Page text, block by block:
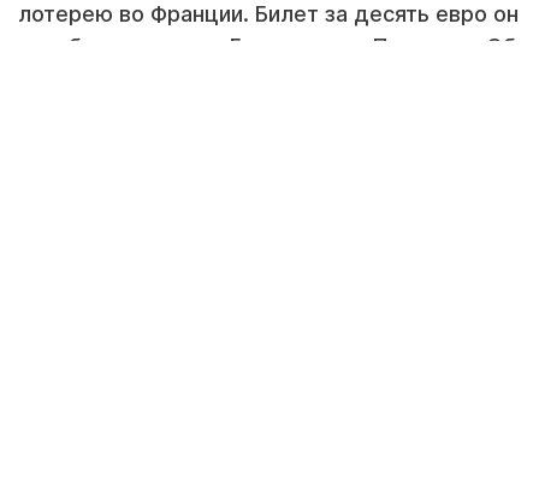
лотерею во Франции. Билет за десять евро он
приобрел в городе Баньоле под Парижем. Об